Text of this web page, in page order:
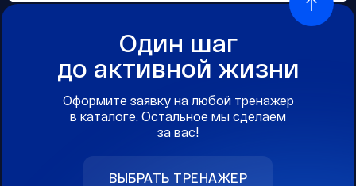
Один шаг
до активной жизни
Оформите заявку на любой тренажер
в каталоге. Остальное мы сделаем
за вас!
ВЫБРАТЬ ТРЕНАЖЕР